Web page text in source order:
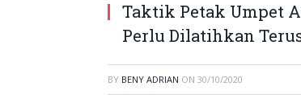
Taktik Petak Umpet
Perlu Dilatihkan
BY BENY ADRIAN ON 30/10/2020